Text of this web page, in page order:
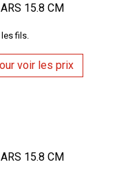
15.8 CM
fils.
voir les prix
15.8 CM